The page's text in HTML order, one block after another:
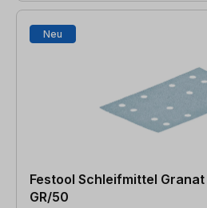
Neu
Festool Schleifmittel
GR/50